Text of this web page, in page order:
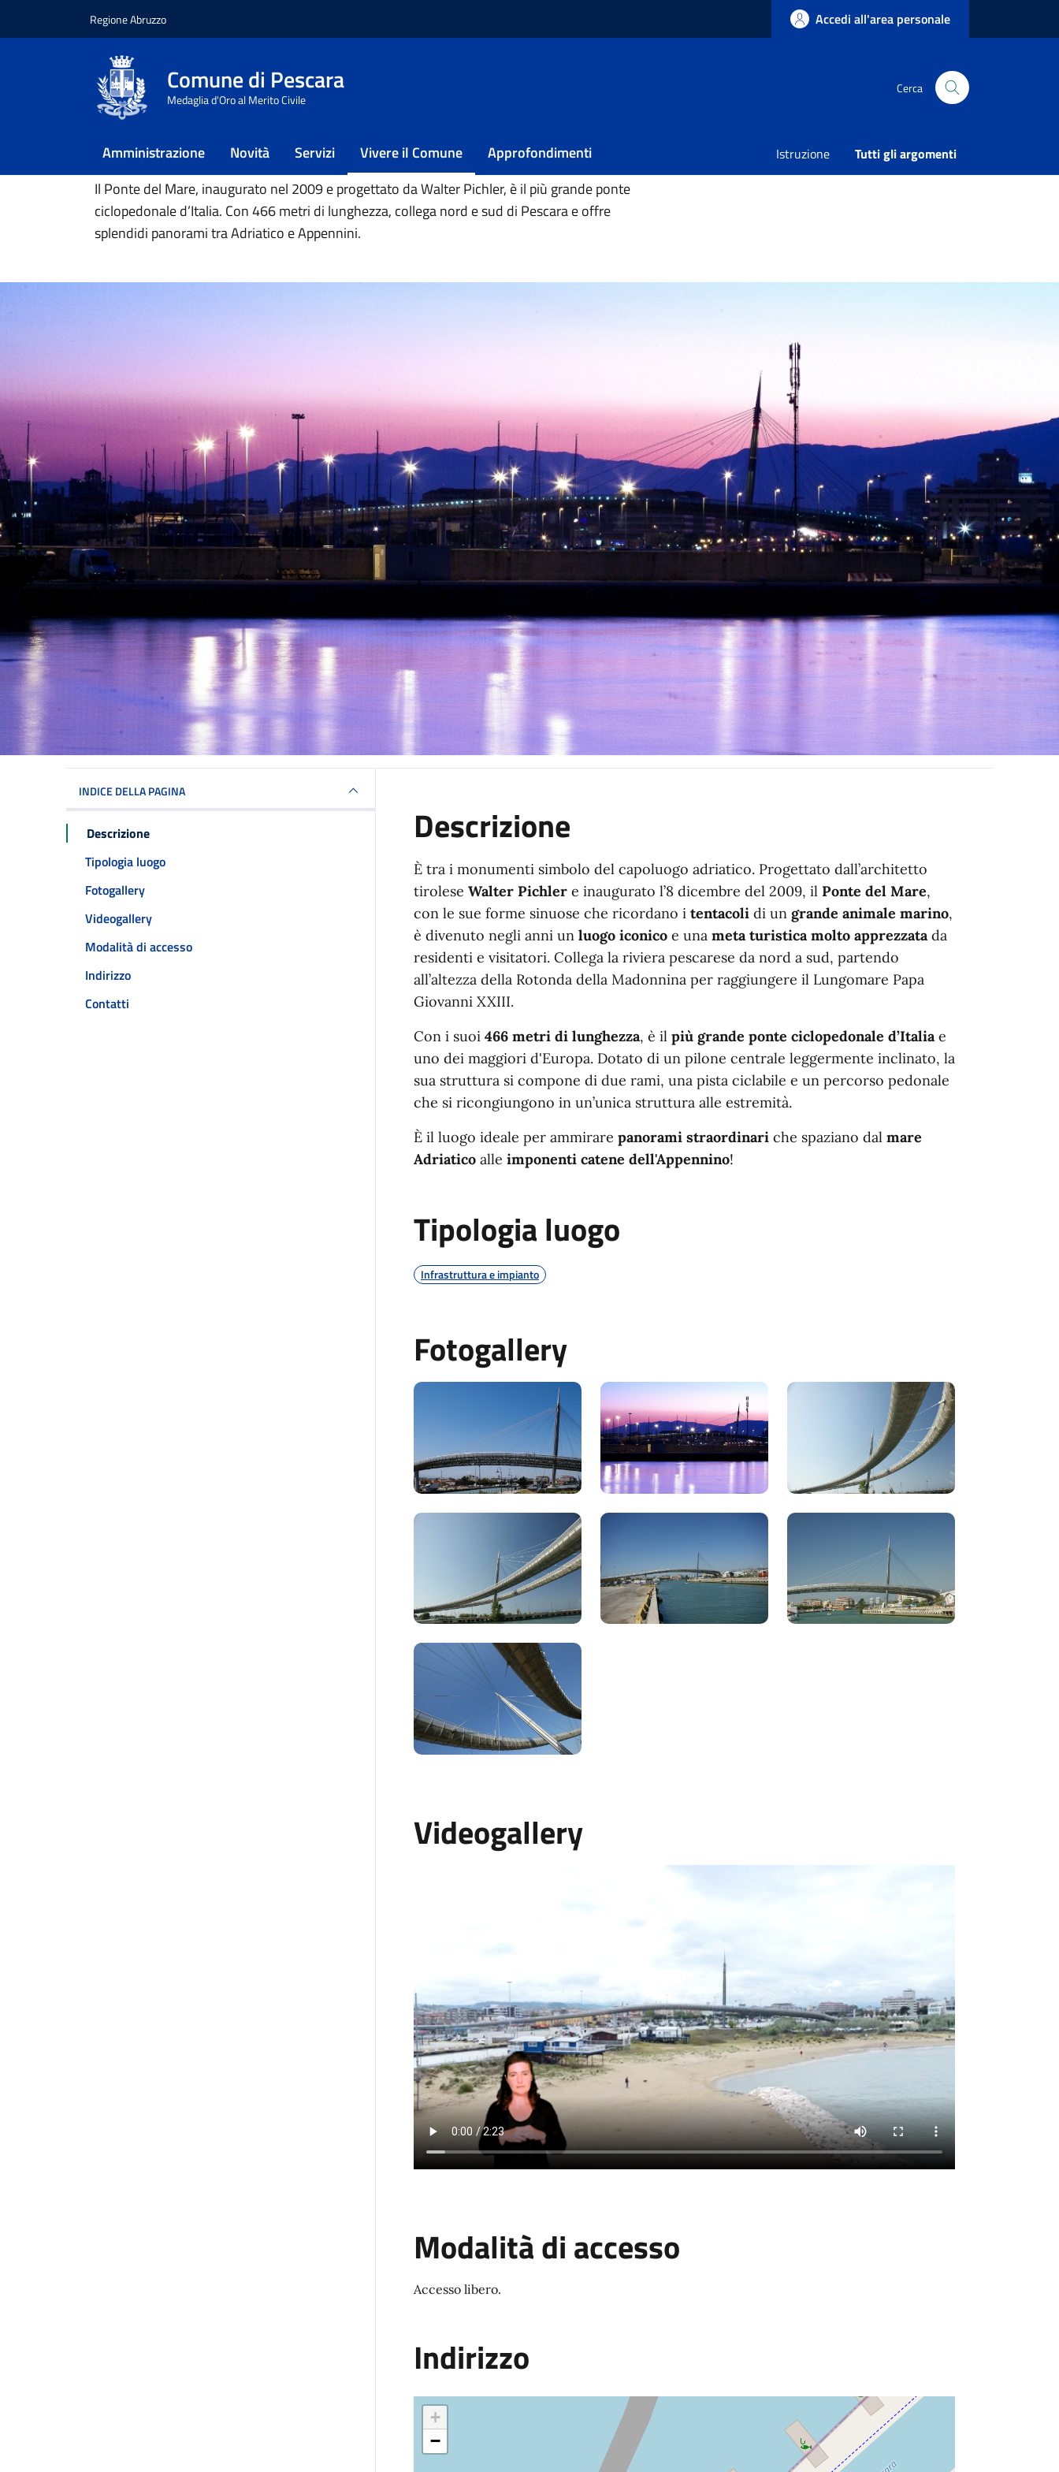
Regione Abruzzo Accedi all'area personale
Comune di Pescara
Medaglia d'Oro al Merito Civile
Cerca
Amministrazione Novità Servizi Vivere il Comune Approfondimenti Istruzione Tutti gli argomenti
Home / Vivere il Comune / Luoghi /
Ponte del Mare
Il Ponte del Mare, inaugurato nel 2009 e progettato da Walter Pichler, è il più grande ponte
ciclopedonale d’Italia. Con 466 metri di lunghezza, collega nord e sud di Pescara e offre
splendidi panorami tra Adriatico e Appennini.
INDICE DELLA PAGINA
Descrizione
Tipologia luogo
Fotogallery
Videogallery
Modalità di accesso
Indirizzo
Contatti
Descrizione
È tra i monumenti simbolo del capoluogo adriatico. Progettato dall’architetto
tirolese Walter Pichler e inaugurato l’8 dicembre del 2009, il Ponte del Mare,
con le sue forme sinuose che ricordano i tentacoli di un grande animale marino,
è divenuto negli anni un luogo iconico e una meta turistica molto apprezzatada
residenti e visitatori. Collega la riviera pescarese da nord a sud, partendo
all’altezza della Rotonda della Madonnina per raggiungere il Lungomare Papa
Giovanni XXIII.
Con i suoi 466 metri di lunghezza, è il più grande ponte ciclopedonale d’Italiae
uno dei maggiori d'Europa. Dotato di un pilone centrale leggermente inclinato, la
sua struttura si compone di due rami, una pista ciclabile e un percorso pedonale
che si ricongiungono in un’unica struttura alle estremità.
È il luogo ideale per ammirare panorami straordinari che spaziano dal mare
Adriatico alle imponenti catene dell'Appennino!
Tipologia luogo
Infrastruttura e impianto
Fotogallery
Videogallery
Modalità di accesso
Accesso libero.
Indirizzo
+
−